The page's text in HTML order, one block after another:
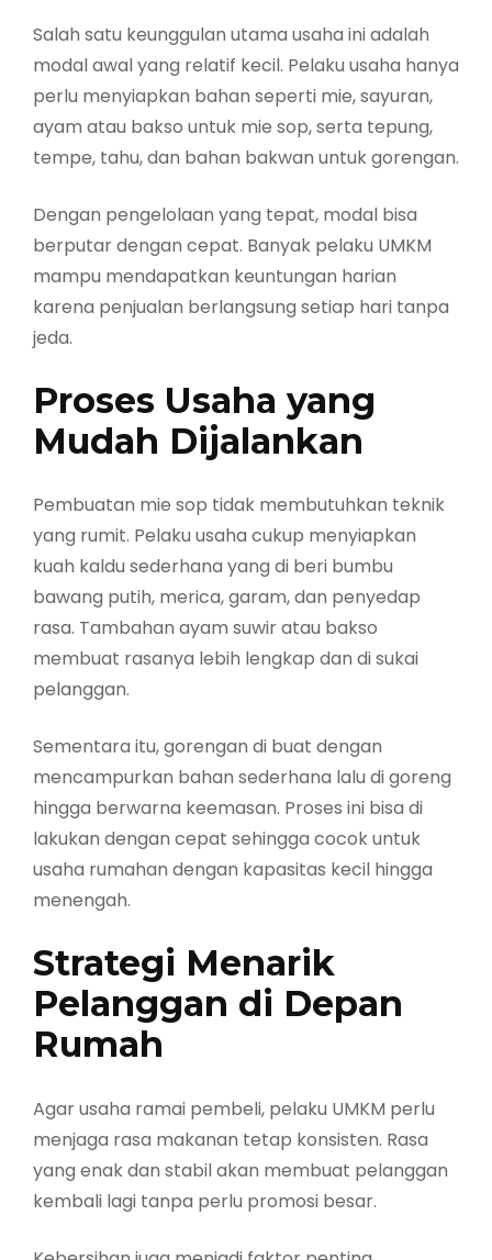
Salah satu keunggulan utama usaha ini adalah
modal awal yang relatif kecil. Pelaku usaha hanya
perlu menyiapkan bahan seperti mie, sayuran,
ayam atau bakso untuk mie sop, serta tepung,
tempe, tahu, dan bahan bakwan untuk gorengan.
Dengan pengelolaan yang tepat, modal bisa
berputar dengan cepat. Banyak pelaku UMKM
mampu mendapatkan keuntungan harian
karena penjualan berlangsung setiap hari tanpa
jeda.
Proses Usaha yang
Mudah Dijalankan
Pembuatan mie sop tidak membutuhkan teknik
yang rumit. Pelaku usaha cukup menyiapkan
kuah kaldu sederhana yang di beri bumbu
bawang putih, merica, garam, dan penyedap
rasa. Tambahan ayam suwir atau bakso
membuat rasanya lebih lengkap dan di sukai
pelanggan.
Sementara itu, gorengan di buat dengan
mencampurkan bahan sederhana lalu di goreng
hingga berwarna keemasan. Proses ini bisa di
lakukan dengan cepat sehingga cocok untuk
usaha rumahan dengan kapasitas kecil hingga
menengah.
Strategi Menarik
Pelanggan di Depan
Rumah
Agar usaha ramai pembeli, pelaku UMKM perlu
menjaga rasa makanan tetap konsisten. Rasa
yang enak dan stabil akan membuat pelanggan
kembali lagi tanpa perlu promosi besar.